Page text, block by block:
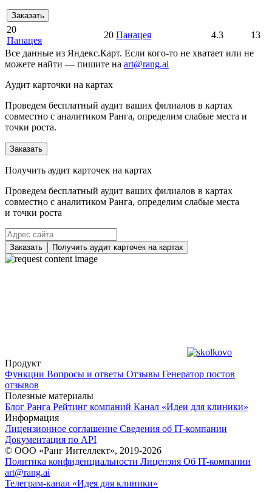
Заказать
20
Панацея
20 Панацея 4.3
13
Все данные из Яндекс.Карт. Если кого-то не хватает или не
можете найти — пишите на art@rang.ai
Аудит карточки на картах
Проведем бесплатный аудит ваших филиалов в картах
совместно с аналитиком Ранга, определим слабые места и
точки роста.
Заказать
Получить аудит карточек на картах
Проведем бесплатный аудит ваших филиалов в картах
совместно с аналитиком Ранга, определим слабые места
и точки роста
Заказать Получить аудит карточек на картах
Продукт
Функции Вопросы и ответы Отзывы Генератор постов
отзывов
Полезные материалы
Блог Ранга Рейтинг компаний Канал «Идеи для клиники»
Информация
Лицензионное соглашение Сведения об IT-компании
Документация по API
© ООО «Ранг Интеллект», 2019-2026
Политика конфиденциальности Лицензия Об IT-компании
art@rang.ai
Телеграм-канал «Идея для клиники»